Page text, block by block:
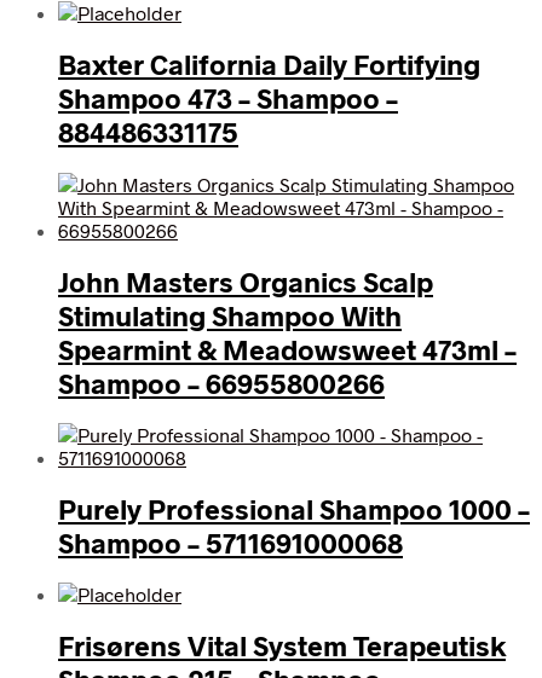
Baxter California Daily Fortifying
Shampoo 473 – Shampoo –
884486331175
John Masters Organics Scalp
Stimulating Shampoo With
Spearmint & Meadowsweet 473ml –
Shampoo – 66955800266
Purely Professional Shampoo 1000 –
Shampoo – 5711691000068
Frisørens Vital System Terapeutisk